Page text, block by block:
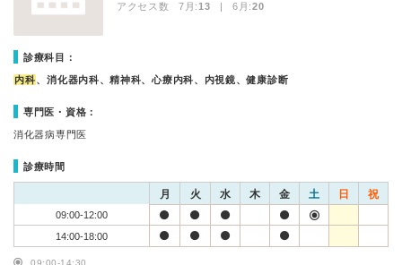
アクセス数 7月:13 | 6月:20
診療科目：
内科、消化器内科、精神科、心療内科、内視鏡、健康診断
専門医・資格：
消化器病専門医
診療時間
月 火 水 木 金 土 日 祝
09:00-12:00
14:00-18:00
09:00-14:30